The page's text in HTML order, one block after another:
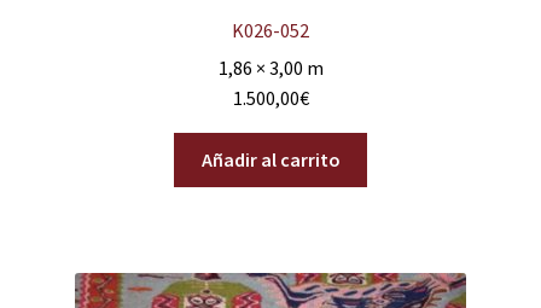
K026-052
1,86 × 3,00 m
1.500,00€
Añadir al carrito